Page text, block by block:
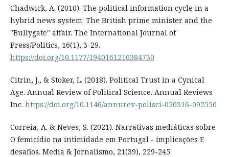
Chadwick, A. (2010). The political information cycle in a
hybrid news system: The British prime minister and the
"Bullygate" affair. The International Journal of
Press/Politics, 16(1), 3-29.
https://doi.org/10.1177/1940161210384730
Citrin, J., & Stoker, L. (2018). Political Trust in a Cynical
Age. Annual Review of Political Science. Annual Reviews
Inc. https://doi.org/10.1146/annurev-polisci-050316-092550
Correia, A. & Neves, S. (2021). Narrativas mediáticas sobre
O femicídio na intimidade em Portugal - implicações E
desafios. Media & Jornalismo, 21(39), 229-245.